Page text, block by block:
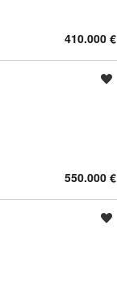
410.000 €
550.000 €